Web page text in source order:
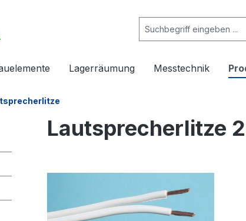
Lagerräumung Messtechnik
Lautsprecherlitze